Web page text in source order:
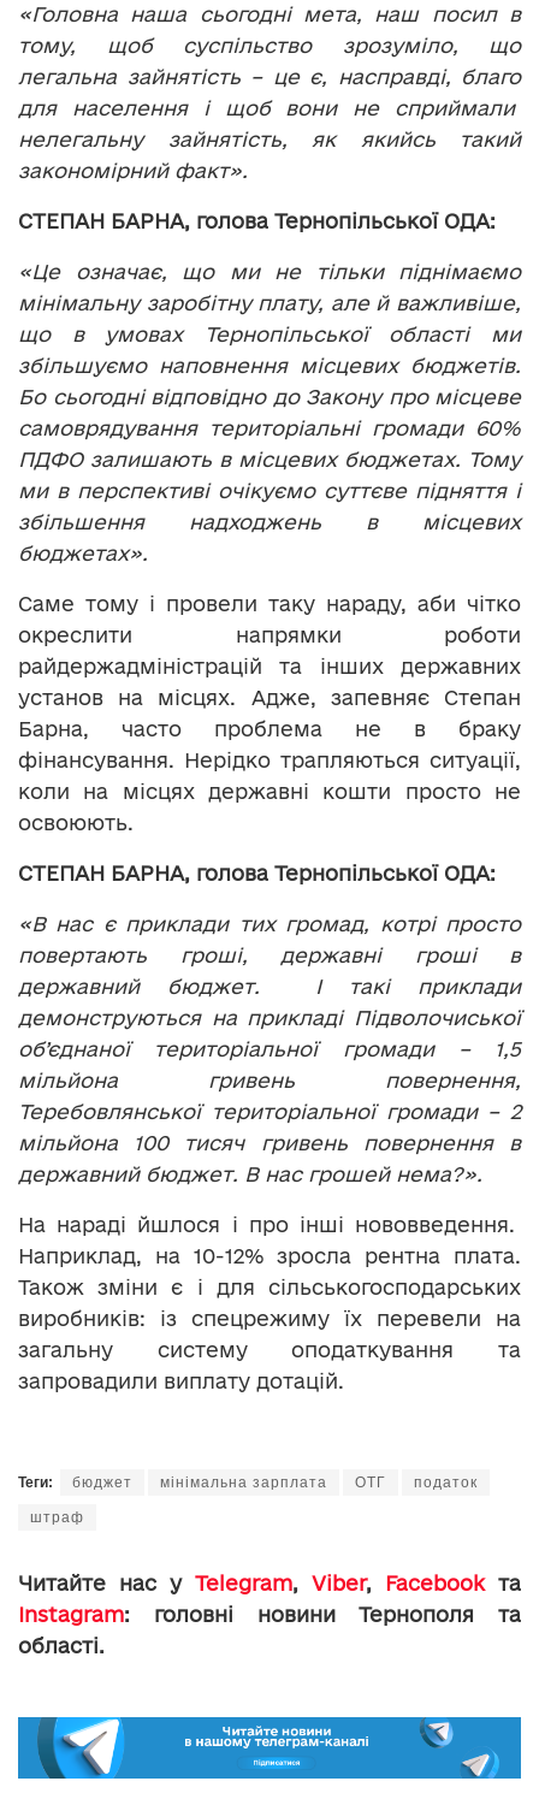
«Головна наша сьогодні мета, наш посил в
тому, щоб суспільство зрозуміло, що
легальна зайнятість – це є, насправді, благо
для населення і щоб вони не сприймали
нелегальну зайнятість, як якийсь такий
закономірний факт».
СТЕПАН БАРНА, голова Тернопільської ОДА:
«Це означає, що ми не тільки піднімаємо
мінімальну заробітну плату, але й важливіше,
що в умовах Тернопільської області ми
збільшуємо наповнення місцевих бюджетів.
Бо сьогодні відповідно до Закону про місцеве
самоврядування територіальні громади 60%
ПДФО залишають в місцевих бюджетах. Тому
ми в перспективі очікуємо суттєве підняття і
збільшення надходжень в місцевих
бюджетах».
Саме тому і провели таку нараду, аби чітко
окреслити напрямки роботи
райдержадміністрацій та інших державних
установ на місцях. Адже, запевняє Степан
Барна, часто проблема не в браку
фінансування. Нерідко трапляються ситуації,
коли на місцях державні кошти просто не
освоюють.
СТЕПАН БАРНА, голова Тернопільської ОДА:
«В нас є приклади тих громад, котрі просто
повертають гроші, державні гроші в
державний бюджет. І такі приклади
демонструються на прикладі Підволочиської
об’єднаної територіальної громади – 1,5
мільйона гривень повернення,
Теребовлянської територіальної громади – 2
мільйона 100 тисяч гривень повернення в
державний бюджет. В нас грошей нема?».
На нараді йшлося і про інші нововведення.
Наприклад, на 10-12% зросла рентна плата.
Також зміни є і для сільськогосподарських
виробників: із спецрежиму їх перевели на
загальну систему оподаткування та
запровадили виплату дотацій.
Теги: бюджет мінімальна зарплата ОТГ податок
штраф
Читайте нас у Telegram, Viber, Facebookта
Instagram: головні новини Тернополя та
області.